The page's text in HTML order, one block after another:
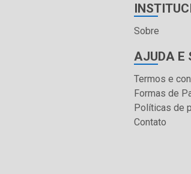
Sobre
AJUDA E
Termos e
Formas de
Políticas de
Contato